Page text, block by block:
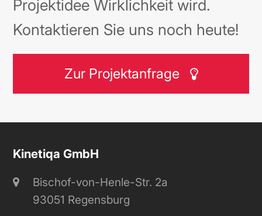
Projektidee Wirklichkeit wird.
Kontaktieren Sie uns noch heute!
Zur Projektanfrage
Kinetiqa GmbH
Bischof-von-Henle-Str. 2a
93051 Regensburg